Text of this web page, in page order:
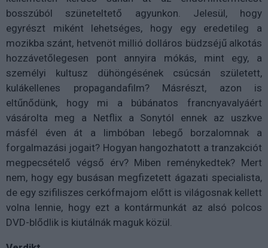
bosszúból szüneteltető agyunkon. Jelesül, hogy
egyrészt miként lehetséges, hogy egy eredetileg a
mozikba szánt, hetvenöt millió dolláros büdzséjű alkotás
hozzávetőlegesen pont annyira mókás, mint egy, a
személyi kultusz dühöngésének csúcsán született,
kulákellenes propagandafilm? Másrészt, azon is
eltűnődünk, hogy mi a búbánatos francnyavalyáért
vásárolta meg a Netflix a Sonytól ennek az uszkve
másfél éven át a limbóban lebegő borzalomnak a
forgalmazási jogait? Hogyan hangozhatott a tranzakciót
megpecsételő végső érv? Miben reménykedtek? Mert
nem, hogy egy busásan megfizetett ágazati specialista,
de egy szifiliszes cerkófmajom előtt is világosnak kellett
volna lennie, hogy ezt a kontármunkát az alsó polcos
DVD-blődlik is kiutálnák maguk közül.